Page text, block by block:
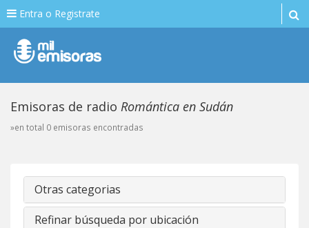
Entra o Registrate
Emisoras de radio Romántica en Sudán
»en total 0 emisoras encontradas
Otras categorias
Refinar búsqueda por ubicación